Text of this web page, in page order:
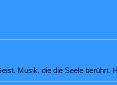
Musik, die die Seele berührt.